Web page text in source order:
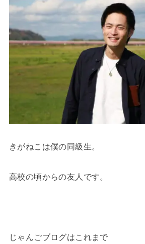
きがねこは僕の同級生。
高校の頃からの友人です。
じゃんごブログはこれまで